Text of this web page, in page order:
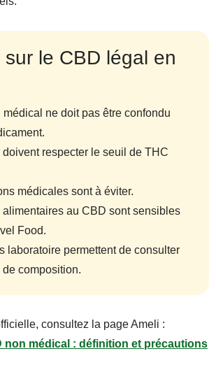
le CBD légal en
médical ne doit pas être confondu
doivent respecter le seuil de THC
médicales sont à éviter.
alimentaires au CBD sont sensibles
Food.
laboratoire permettent de consulter
de composition.
consultez la page Ameli :
non médical : définition et précautions